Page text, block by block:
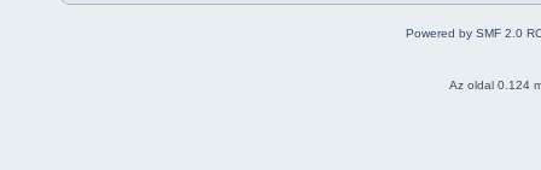
Powered by SMF 2.0
Az oldal 0.124